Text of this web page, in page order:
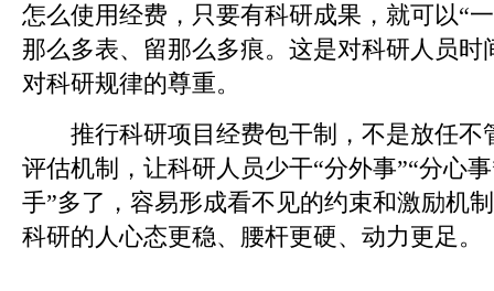
怎么使用经费，只要有科研成果，就可以“
那么多表、留那么多痕。这是对科研人员时
对科研规律的尊重。
推行科研项目经费包干制，不是放任不
评估机制，让科研人员少干“分外事”“分心
手”多了，容易形成看不见的约束和激励机
科研的人心态更稳、腰杆更硬、动力更足。